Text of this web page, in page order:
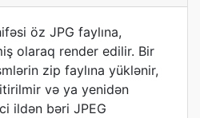
öz JPG faylına,
olaraq render edilir. Bir
zip faylına yüklənir,
və ya yenidən
ildən bəri JPEG